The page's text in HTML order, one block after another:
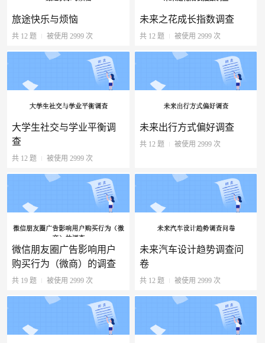
旅途快乐与烦恼
共 12 题 被使用 2999 次
未来之花成长指数调查
共 12 题 被使用 2999 次
大学生社交与学业平衡调
查
共 12 题 被使用 2999 次
未来出行方式偏好调查
共 12 题 被使用 2999 次
微信朋友圈广告影响用户
购买行为（微商）的调查
共 19 题 被使用 2999 次
未来汽车设计趋势调查问
卷
共 12 题 被使用 2999 次